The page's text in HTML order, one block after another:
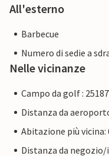
All'esterno
Barbecue
Numero di sedie a
Nelle vicinanze
Campo da golf :
Distanza da
Abitazione più vicina:
Distanza da negozio/